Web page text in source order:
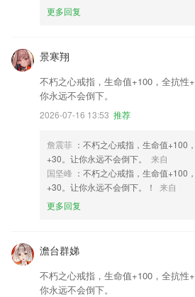
更多回复
景寒翔
不朽之心戒指，生命值+100，全抗性
你永远不会倒下。
2026-07-16 13:53 推荐
詹震菲 ：不朽之心戒指，生命值+100
+30。让你永远不会倒下。
来自
国坚峰 ：不朽之心戒指，生命值+100
+30。让你永远不会倒下。！
来自
更多回复
澹台群娣
不朽之心戒指，生命值+100，全抗性
你永远不会倒下。